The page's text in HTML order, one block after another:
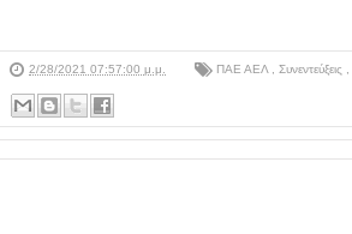
2/28/2021 07:57:00 μ.μ. ΠΑΕ ΑΕΛ , Συνεντεύξεις ,